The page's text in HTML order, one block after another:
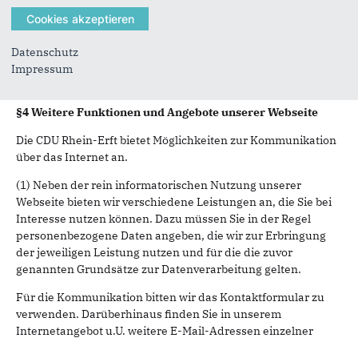
darauf hin, dass Sie eventuell nicht alle Funktionen dieser
Website nutzen können.
Bitte lesen Sie zur Einrichtung von Cookies sozialer Medien
(Facebook, Twitter, etc.) unsere Hinweise zu den einzelnen
§4 Weitere Funktionen und Angebote unserer Webseite
Die CDU Rhein-Erft bietet Möglichkeiten zur Kommunikation
über das Internet an.
(1) Neben der rein informatorischen Nutzung unserer
Webseite bieten wir verschiedene Leistungen an, die Sie bei
Interesse nutzen können. Dazu müssen Sie in der Regel
personenbezogene Daten angeben, die wir zur Erbringung
der jeweiligen Leistung nutzen und für die die zuvor
genannten Grundsätze zur Datenverarbeitung gelten.
Für die Kommunikation bitten wir das Kontaktformular zu
verwenden. Darüberhinaus finden Sie in unserem
Internetangebot u.U. weitere E-Mail-Adressen einzelner
Datenschutz
Impressum